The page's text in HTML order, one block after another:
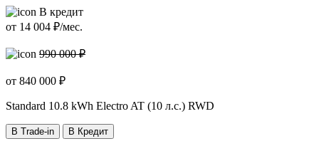
В кредит
от 14 004 ₽/мес.
990 000 ₽
от 840 000 ₽
Standard 10.8 kWh Electro AT (10 л.с.) RWD
В Trade-in В Кредит